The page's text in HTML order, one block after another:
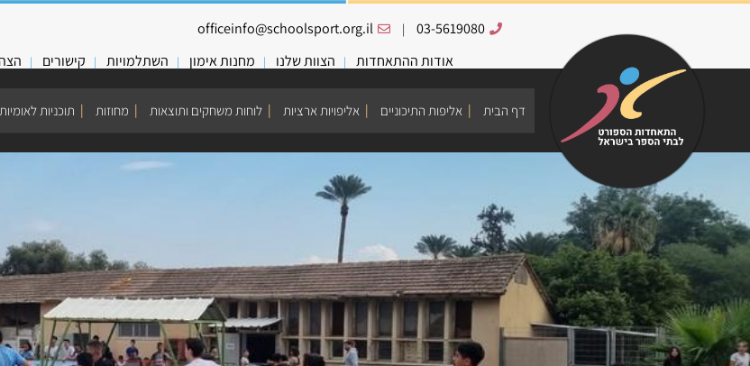
03-5619080
|
officeinfo@schoolsport.org.il
אודות ההתאחדות
הצוות שלנו מחנות אימון השתלמויות קישורים
דף הבית אליפות התיכוניים אליפויות ארציות לוחות משחקים ותוצאות מחוזות תוכניות לאומיות